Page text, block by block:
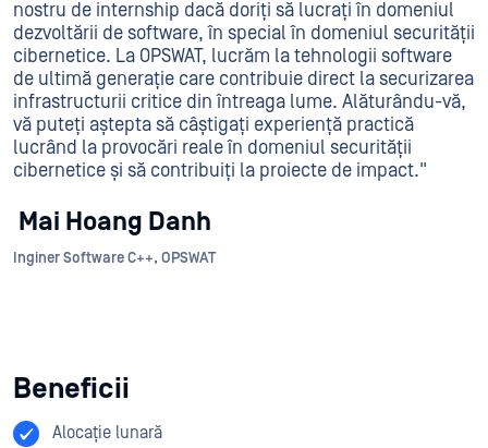
nostru de internship dacă doriți să lucrați în domeniul
dezvoltării de software, în special în domeniul securității
cibernetice. La OPSWAT, lucrăm la tehnologii software
de ultimă generație care contribuie direct la securizarea
infrastructurii critice din întreaga lume. Alăturându-vă,
vă puteți aștepta să câștigați experiență practică
lucrând la provocări reale în domeniul securității
cibernetice și să contribuiți la proiecte de impact."
Mai Hoang Danh
Inginer Software C++, OPSWAT
Beneficii
Alocație lunară